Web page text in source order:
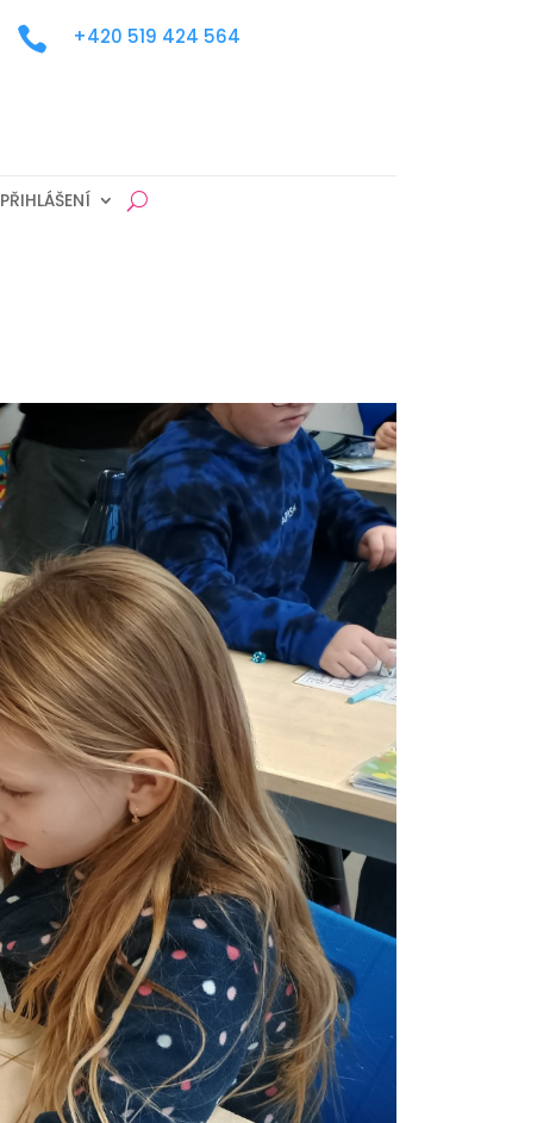
 +420 519 424 564
PŘIHLÁŠENÍ